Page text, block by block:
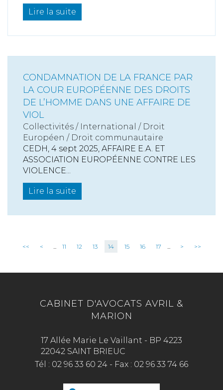
Lire la suite
CONDAMNATION DE LA FRANCE PAR
LA COUR EUROPÉENNE DES DROITS
DE L’HOMME DANS UNE AFFAIRE DE
VIOL
Collectivités / International / Droit
Européen / Droit communautaire
CEDH, 4 sept 2025, AFFAIRE E.A. ET
ASSOCIATION EUROPÉENNE CONTRE LES
VIOLENCE...
Lire la suite
<< < ... 11 12 13 14 15 16 17 ... > >>
CABINET D'AVOCATS AVRIL &
MARION
17 Allée Marie Le Vaillant - BP 4223
22042 SAINT BRIEUC
Tél : 02 96 33 60 24 - Fax : 02 96 33 74 66